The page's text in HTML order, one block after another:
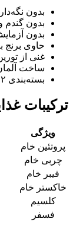
بدون
بدون گندم
بدون
حاوی برنج
غنی از
ساخت
بسته‌بندی ۲ کیلوگرمی.
ترکیبات
ویژگی
پروتئین خام
چربی خام
فیبر خام
خاکستر خام
کلسیم
فسفر